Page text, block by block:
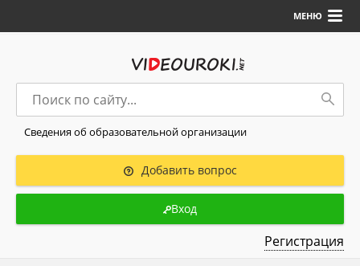
МЕНЮ
Сведения об образовательной организации
Добавить вопрос
Вход
Регистрация